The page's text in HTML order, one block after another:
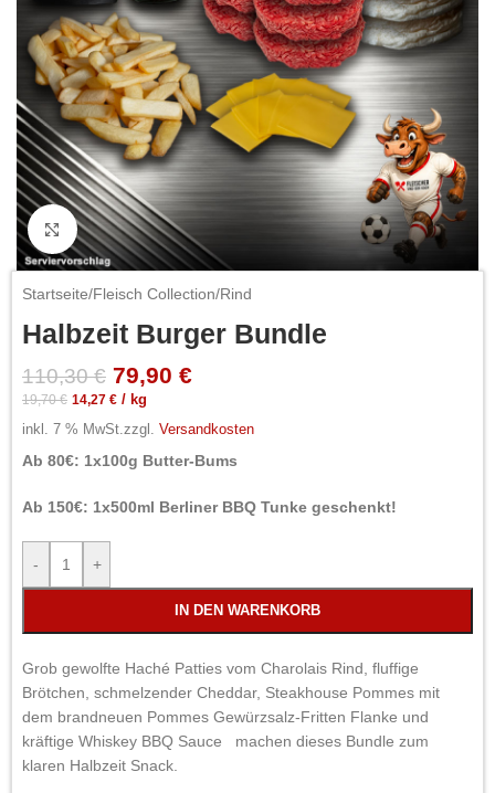
Click to enlarge
Startseite/Fleisch Collection/Rind
Halbzeit Burger Bundle
110,30€ 79,90 €
19,70€ 14,27 € / kg
inkl. 7 % MwSt.zzgl. Versandkosten
Ab 80€: 1x100g Butter-Bums
Ab 150€: 1x500ml Berliner BBQ Tunke geschenkt!
- +
IN DEN WARENKORB
Grob gewolfte Haché Patties vom Charolais Rind, fluffige
Brötchen, schmelzender Cheddar, Steakhouse Pommes mit
dem brandneuen Pommes Gewürzsalz-Fritten Flanke und
kräftige Whiskey BBQ Sauce machen dieses Bundle zum
klaren Halbzeit Snack.